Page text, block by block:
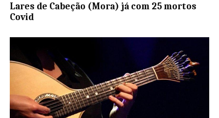
Lares de Cabeção (Mora) já com 25 mortos
Covid